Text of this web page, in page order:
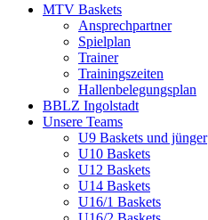
MTV Baskets
Ansprechpartner
Spielplan
Trainer
Trainingszeiten
Hallenbelegungsplan
BBLZ Ingolstadt
Unsere Teams
U9 Baskets und jünger
U10 Baskets
U12 Baskets
U14 Baskets
U16/1 Baskets